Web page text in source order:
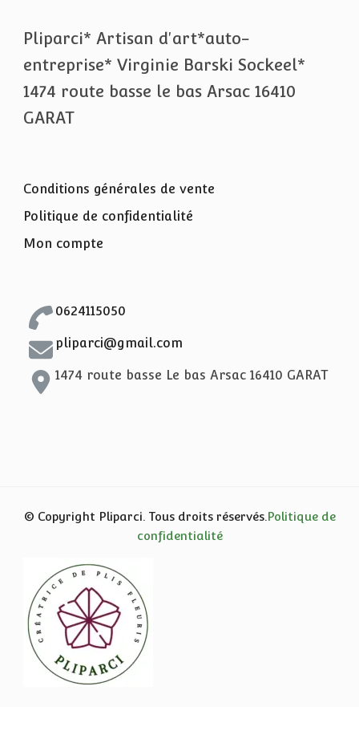
Pliparci* Artisan d'art*auto-
entreprise* Virginie Barski Sockeel*
1474 route basse le bas Arsac 16410
GARAT
Conditions générales de vente
Politique de confidentialité
Mon compte
0624115050
pliparci@gmail.com
1474 route basse Le bas Arsac 16410 GARAT
© Copyright Pliparci. Tous droits réservés.Politique de
confidentialité